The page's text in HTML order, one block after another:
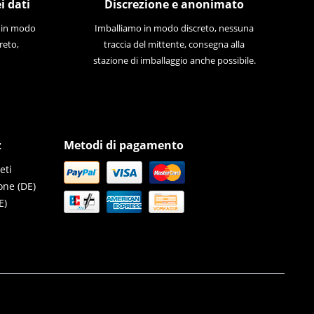
dati
modo
Discrezione e anonimato
Imballiamo in modo discreto, nessuna
traccia del mittente, consegna alla
stazione di imballaggio anche possibile.
(DE)
Metodi di pagamento